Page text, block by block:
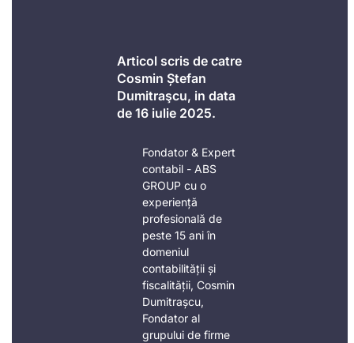
Articol scris de catre
Cosmin Ștefan
Dumitraşcu, in data
de 16 iulie 2025.
Fondator & Expert
contabil - ABS
GROUP cu o
experiență
profesională de
peste 15 ani în
domeniul
contabilității și
fiscalității, Cosmin
Dumitrașcu,
Fondator al
grupului de firme